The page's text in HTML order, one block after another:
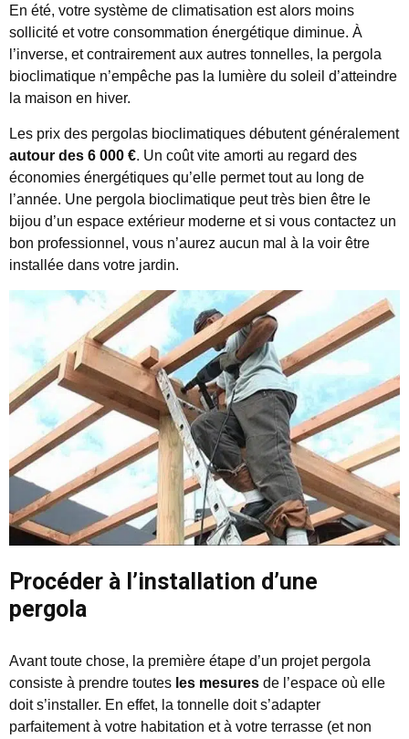
En été, votre système de climatisation est alors moins
sollicité et votre consommation énergétique diminue. À
l’inverse, et contrairement aux autres tonnelles, la pergola
bioclimatique n’empêche pas la lumière du soleil d’atteindre
la maison en hiver.
Les prix des pergolas bioclimatiques débutent généralement
autour des 6 000 €. Un coût vite amorti au regard des
économies énergétiques qu’elle permet tout au long de
l’année. Une pergola bioclimatique peut très bien être le
bijou d’un espace extérieur moderne et si vous contactez un
bon professionnel, vous n’aurez aucun mal à la voir être
installée dans votre jardin.
Procéder à l’installation d’une
pergola
Avant toute chose, la première étape d’un projet pergola
consiste à prendre toutes les mesures de l’espace où elle
doit s’installer. En effet, la tonnelle doit s’adapter
parfaitement à votre habitation et à votre terrasse (et non